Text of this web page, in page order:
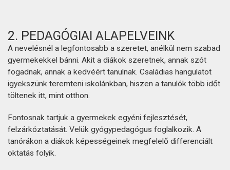
2. PEDAGÓGIAI ALAPELVEINK
A nevelésnél a legfontosabb a szeretet, anélkül nem szabad
gyermekekkel bánni. Akit a diákok szeretnek, annak szót
fogadnak, annak a kedvéért tanulnak. Családias hangulatot
igyekszünk teremteni iskolánkban, hiszen a tanulók több időt
töltenek itt, mint otthon.
Fontosnak tartjuk a gyermekek egyéni fejlesztését,
felzárkóztatását. Velük gyógypedagógus foglalkozik. A
tanórákon a diákok képességeinek megfelelő differenciált
oktatás folyik.